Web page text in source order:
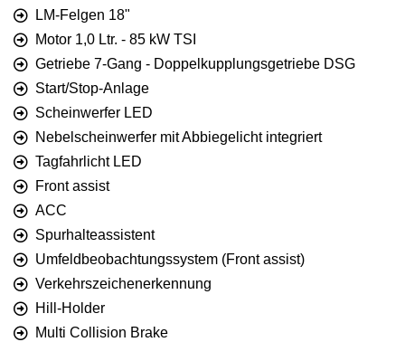
LM-Felgen 18"
Motor 1,0 Ltr. - 85 kW TSI
Getriebe 7-Gang - Doppelkupplungsgetriebe DSG
Start/Stop-Anlage
Scheinwerfer LED
Nebelscheinwerfer mit Abbiegelicht integriert
Tagfahrlicht LED
Front assist
ACC
Spurhalteassistent
Umfeldbeobachtungssystem (Front assist)
Verkehrszeichenerkennung
Hill-Holder
Multi Collision Brake